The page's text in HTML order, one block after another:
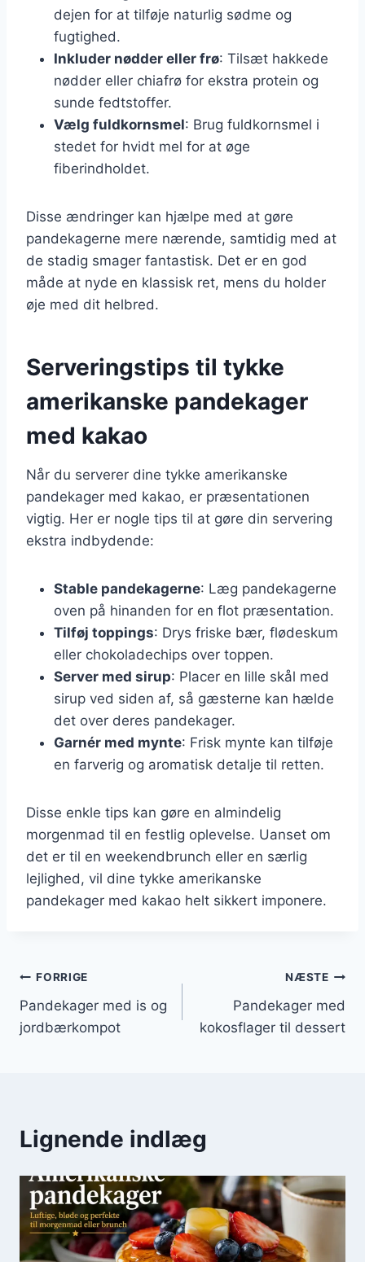
dejen for at tilføje naturlig sødme og
fugtighed.
Inkluder nødder eller frø: Tilsæt hakkede
nødder eller chiafrø for ekstra protein og
sunde fedtstoffer.
Vælg fuldkornsmel: Brug fuldkornsmel i
stedet for hvidt mel for at øge
fiberindholdet.
Disse ændringer kan hjælpe med at gøre
pandekagerne mere nærende, samtidig med at
de stadig smager fantastisk. Det er en god
måde at nyde en klassisk ret, mens du holder
øje med dit helbred.
Serveringstips til tykke
amerikanske pandekager
med kakao
Når du serverer dine tykke amerikanske
pandekager med kakao, er præsentationen
vigtig. Her er nogle tips til at gøre din servering
ekstra indbydende:
Stable pandekagerne: Læg pandekagerne
oven på hinanden for en flot præsentation.
Tilføj toppings: Drys friske bær, flødeskum
eller chokoladechips over toppen.
Server med sirup: Placer en lille skål med
sirup ved siden af, så gæsterne kan hælde
det over deres pandekager.
Garnér med mynte: Frisk mynte kan tilføje
en farverig og aromatisk detalje til retten.
Disse enkle tips kan gøre en almindelig
morgenmad til en festlig oplevelse. Uanset om
det er til en weekendbrunch eller en særlig
lejlighed, vil dine tykke amerikanske
pandekager med kakao helt sikkert imponere.
Indlægsnavigation
FORRIGE
Pandekager med is og
jordbærkompot
NÆSTE
Pandekager med
kokosflager til dessert
Lignende indlæg